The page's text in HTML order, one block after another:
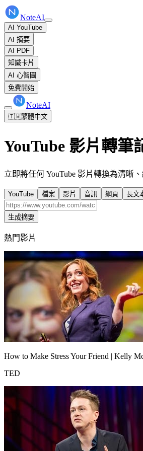
NoteAI
AI YouTube
AI 摘要
AI PDF
知識卡片
AI 心智圖
免費開始
NoteAI
🇹🇼繁體中文
YouTube 影片轉筆
立即將任何 YouTube 影片轉換為清晰
YouTube 檔案 影片 音訊 網頁 長文
生成摘要
熱門影片
How to Make Stress Your Friend | Kelly
TED